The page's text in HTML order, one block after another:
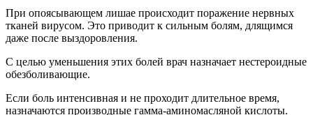
При опоясывающем лишае происходит поражение нервных
тканей вирусом. Это приводит к сильным болям, длящимся
даже после выздоровления.
С целью уменьшения этих болей врач назначает нестероидные
обезболивающие.
Если боль интенсивная и не проходит длительное время,
назначаются производные гамма-аминомасляной кислоты.